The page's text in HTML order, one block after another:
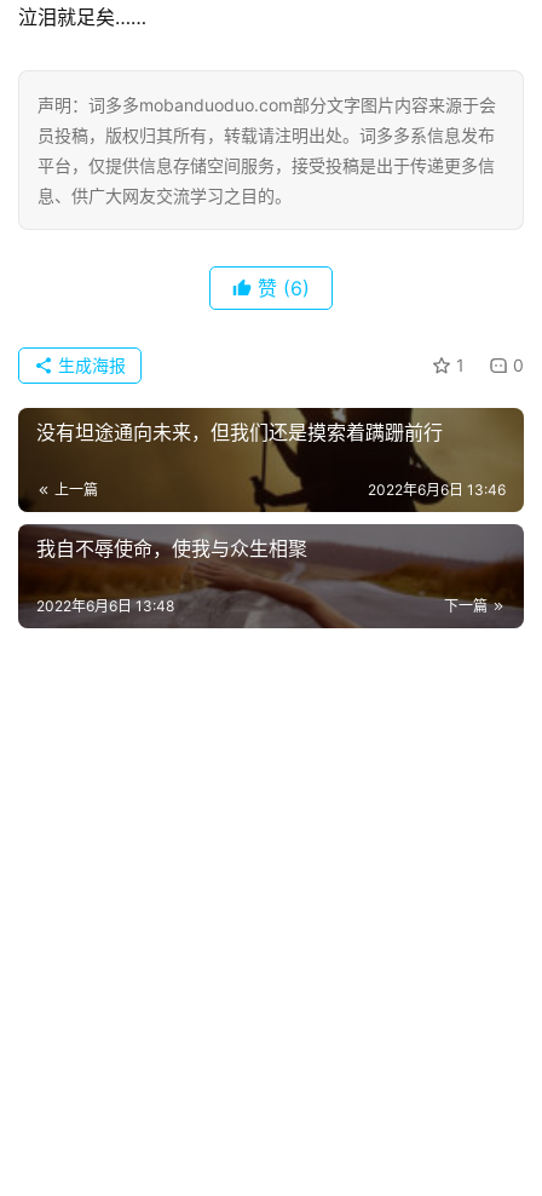
贺
网
络
词
词
其
词
语
泣泪就足矣……
声明：词多多mobanduoduo.com部分文字图片内容来源于会
员投稿，版权归其所有，转载请注明出处。词多多系信息发布
平台，仅提供信息存储空间服务，接受投稿是出于传递更多信
息、供广大网友交流学习之目的。
赞 (6)
1 0
生成海报
没有坦途通向未来，但我们还是摸索着蹒跚前行
上一篇 2022年6月6日 13:46
我自不辱使命，使我与众生相聚
下一篇
2022年6月6日 13:48